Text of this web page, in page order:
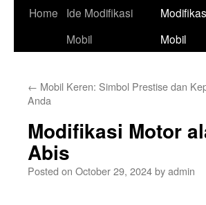
Home
Ide Modifikasi
Mobil
Mobil
← Mobil Keren: Simbol Prestise dan
Anda
Modifikasi Motor
Abis
Posted on October 29, 2024byadmin